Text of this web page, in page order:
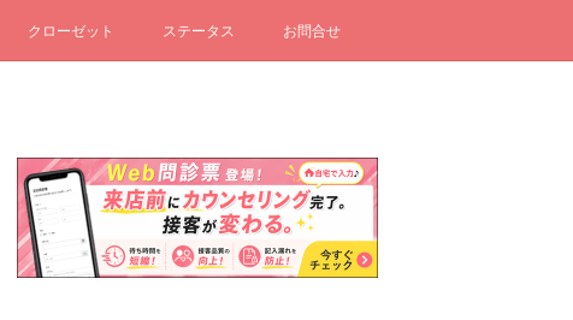
クローゼット ステータス お問合せ